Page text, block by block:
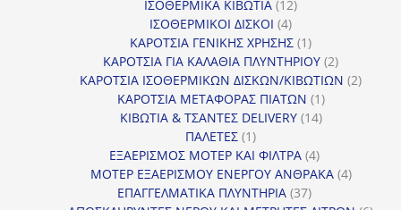
προϊόντα
ΙΣΟΘΕΡΜΙΚΑ ΚΙΒΩΤΙΑ 1212
ΙΣΟΘΕΡΜΙΚΟΙ ΔΙΣΚΟΙ 44
προϊόντα
ΚΑΡΟΤΣΙΑ ΓΕΝΙΚΗΣ ΧΡΗΣΗΣ 11
προϊόν
ΚΑΡΟΤΣΙΑ ΓΙΑ ΚΑΛΑΘΙΑ ΠΛΥΝΤΗΡΙΟΥ 22
προϊόντα
ΚΑΡΟΤΣΙΑ ΙΣΟΘΕΡΜΙΚΩΝ ΔΙΣΚΩΝ/ΚΙΒΩΤΙΩΝ 22
ΚΑΡΟΤΣΙΑ ΜΕΤΑΦΟΡΑΣ ΠΙΑΤΩΝ 11
προϊόν
ΚΙΒΩΤΙΑ & ΤΣΑΝΤΕΣ DELIVERY 1414
ΠΑΛΕΤΕΣ 11
προϊόν
ΕΞΑΕΡΙΣΜΟΣ ΜΟΤΕΡ ΚΑΙ ΦΙΛΤΡΑ 44
προϊόντα
ΜΟΤΕΡ ΕΞΑΕΡΙΣΜΟΥ ΕΝΕΡΓΟΥ ΑΝΘΡΑΚΑ 44
ΕΠΑΓΓΕΛΜΑΤΙΚΑ ΠΛΥΝΤΗΡΙΑ 3737